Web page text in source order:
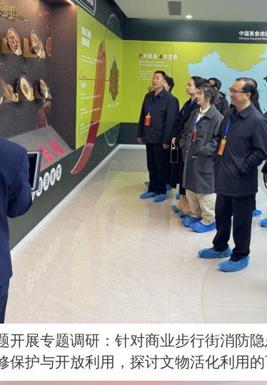
开展专题调研：针对商业步行街消防
护与开放利用，探讨文物活化利用